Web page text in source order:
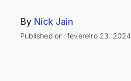
By Nick Jain
Published on: fevereiro 23, 2024